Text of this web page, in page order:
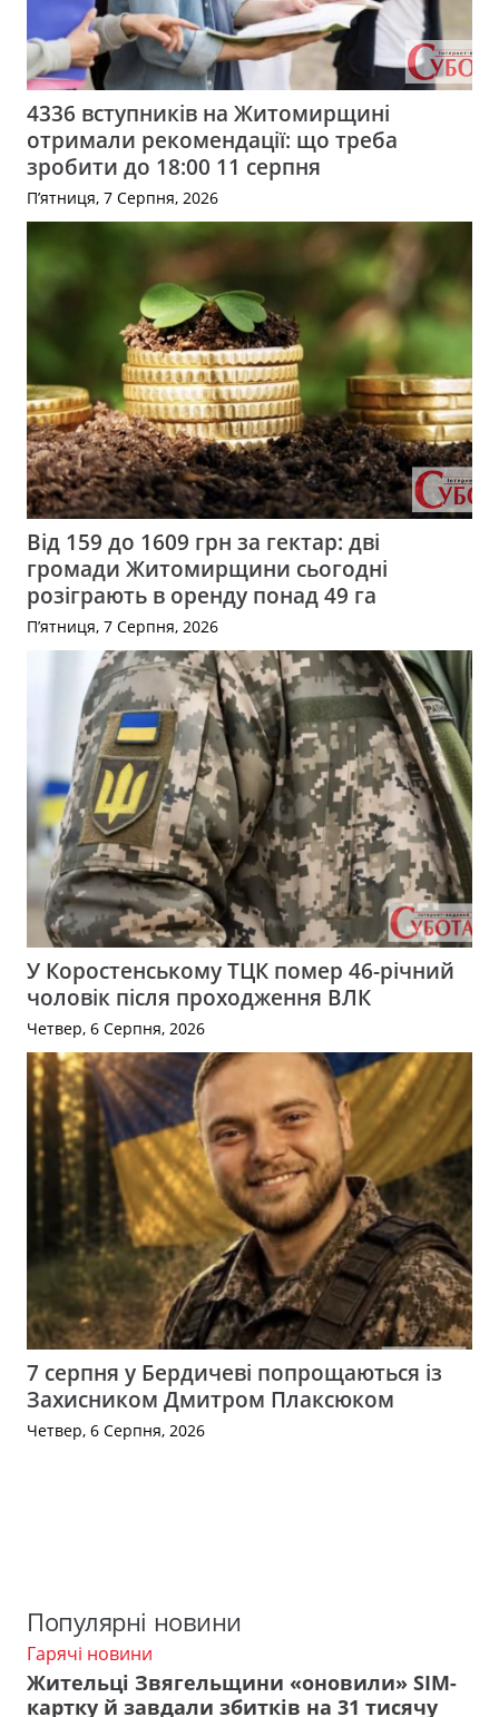
4336 вступників на Житомирщині
отримали рекомендації: що треба
зробити до 18:00 11 серпня
П’ятниця, 7 Серпня, 2026
Від 159 до 1609 грн за гектар: дві
громади Житомирщини сьогодні
розіграють в оренду понад 49 га
П’ятниця, 7 Серпня, 2026
У Коростенському ТЦК помер 46-річний
чоловік після проходження ВЛК
Четвер, 6 Серпня, 2026
7 серпня у Бердичеві попрощаються із
Захисником Дмитром Плаксюком
Четвер, 6 Серпня, 2026
Популярні новини
Гарячі новини
Жительці Звягельщини «оновили» SIM-
картку й завдали збитків на 31 тисячу